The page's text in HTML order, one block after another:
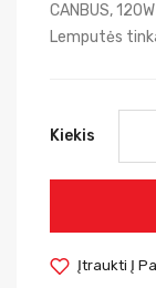
CANBUS,
Lemputės
Kiekis
Įtraukti Į